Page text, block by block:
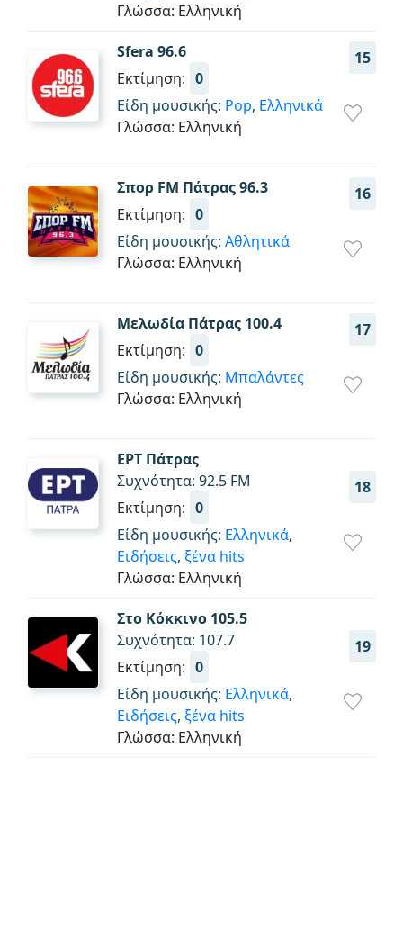
Γλώσσα: Ελληνική
Sfera 96.6
15
Εκτίμηση: 0
Είδη μουσικής: Pop, Ελληνικά
Γλώσσα: Ελληνική
Σπορ FM Πάτρας 96.3
16
Εκτίμηση: 0
Είδη μουσικής: Αθλητικά
Γλώσσα: Ελληνική
Μελωδία Πάτρας 100.4
17
Εκτίμηση: 0
Είδη μουσικής: Μπαλάντες
Γλώσσα: Ελληνική
ΕΡΤ Πάτρας
18
Συχνότητα: 92.5 FM
Εκτίμηση: 0
Είδη μουσικής: Ελληνικά,
Ειδήσεις, ξένα hits
Γλώσσα: Ελληνική
Στο Κόκκινο 105.5
19
Συχνότητα: 107.7
Εκτίμηση: 0
Είδη μουσικής: Ελληνικά,
Ειδήσεις, ξένα hits
Γλώσσα: Ελληνική